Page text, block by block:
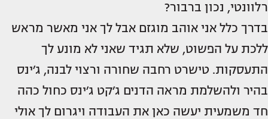
רלוונטי, נכון ברבור?
בדרך כלל אני אוהב מוגזם אבל לך אני מאשר מראש
ללכת על הפשוט, שלא תגיד שאני לא מונע לך
התעסקות. טישרט רחבה שחורה ורצוי לבנה, ג׳ינס
בהיר ולהשלמת מראה הדנים ג׳קט ג׳ינס כחול כהה
חד משמעית יעשה כאן את העבודה ויגרום לך אולי